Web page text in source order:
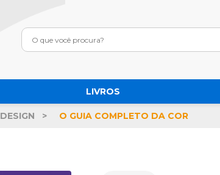
LIVROS
DESIGN O GUIA COMPLETO DA COR